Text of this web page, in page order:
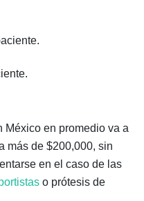
México en promedio va a
más de $200,000, sin
en el caso de las
o prótesis de